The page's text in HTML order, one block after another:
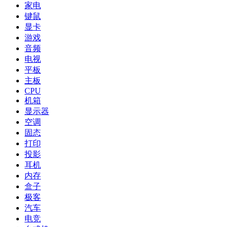
家电
键鼠
显卡
游戏
音频
电视
平板
主板
CPU
机箱
显示器
空调
固态
打印
投影
耳机
内存
盒子
极客
汽车
电竞